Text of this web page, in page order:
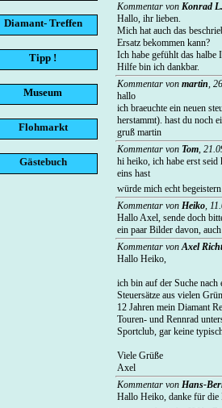
Diamant- Treffen
Tipp !
Museum
Flohmarkt
Gästebuch
Kommentar von Konrad L.
Hallo, ihr lieben.
Mich hat auch das
Ersatz bekommen kann?
Ich habe gefühlt das halbe
Hilfe bin ich dankbar.
Kommentar von martin,
hallo
ich braeuchte ein neuen
herstammt). hast du noch
gruß martin
Kommentar von Tom,
hi heiko, ich habe erst
eins hast
würde mich echt begeistern
Kommentar von Heiko,
Hallo Axel, sende doch
ein paar Bilder davon,
Kommentar vonAxel
Hallo Heiko,
ich bin auf der Suche nach
Steuersätze aus vielen
12 Jahren mein Diamant
Touren- und Rennrad
Sportclub, gar keine
Viele Grüße
Axel
Kommentar von Hans-
Hallo Heiko, danke für die